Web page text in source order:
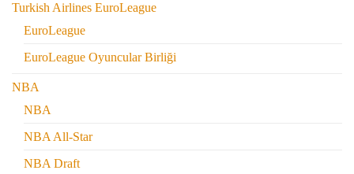
Turkish Airlines EuroLeague
EuroLeague
EuroLeague Oyuncular Birliği
NBA
NBA
NBA All-Star
NBA Draft